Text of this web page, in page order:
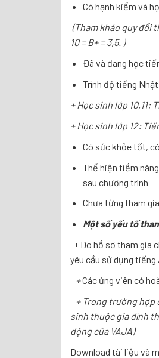
Có hạnh kiểm và
(Tham khảo quy đổi
10 = B+ = 3,5. )
Đã và đang học
Trình độ tiếng
+ Học sinh lớp
+ Học sinh lớp 12:
Có sức khỏe tốt,
Thể hiện tiềm
sau chương trình
Chưa từng tham
Một số yếu tố
+ Do hồ sơ tham gia
yêu cầu sử dụng tiếng
+Các ứng viên có
+ Trong trường hợp
sinh thuộc gia đình
động của VAJA)
Download tài liệu và